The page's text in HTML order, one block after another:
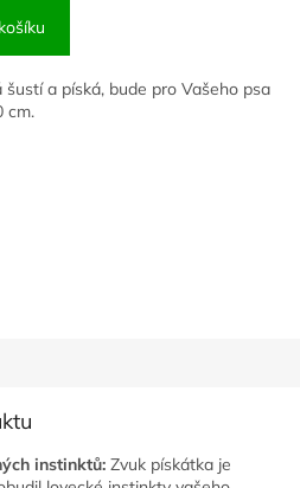
a píská, bude pro Vašeho psa
cm.
instinktů: Zvuk pískátka je